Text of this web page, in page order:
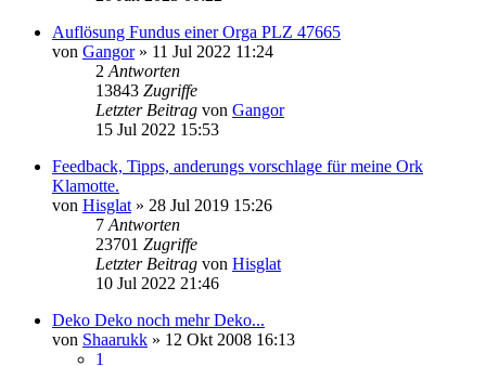
Auflösung Fundus einer Orga PLZ 47665
von Gangor» 11 Jul 2022 11:24
2 Antworten
13843 Zugriffe
Letzter Beitrag von Gangor
15 Jul 2022 15:53
Feedback, Tipps, anderungs vorschlage für meine Ork
Klamotte.
von Hisglat » 28 Jul 2019 15:26
7 Antworten
23701 Zugriffe
Letzter Beitrag von Hisglat
10 Jul 2022 21:46
Deko Deko noch mehr Deko...
von Shaarukk » 12 Okt 2008 16:13
1